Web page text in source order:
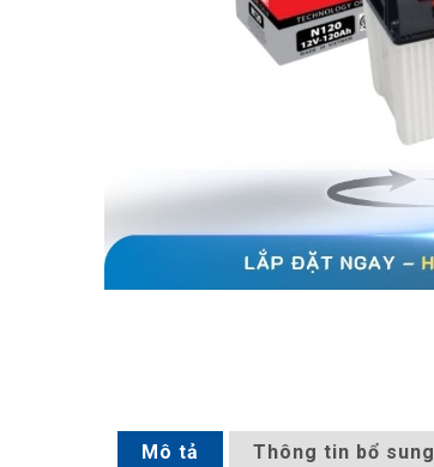
Mô tả Thông tin bổ sung